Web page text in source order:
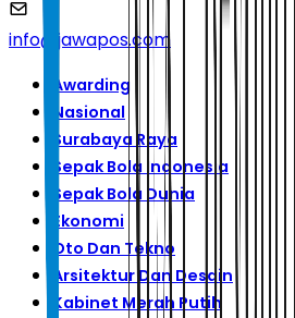
info@jawapos.com
Awarding
Nasional
Surabaya Raya
Sepak Bola Indonesia
Sepak Bola Dunia
Ekonomi
Oto Dan Tekno
Arsitektur Dan Desain
Kabinet Merah Putih